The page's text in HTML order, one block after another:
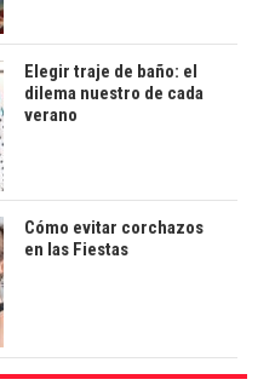
Elegir traje de baño: el
dilema nuestro de cada
verano
Cómo evitar corchazos
en las Fiestas